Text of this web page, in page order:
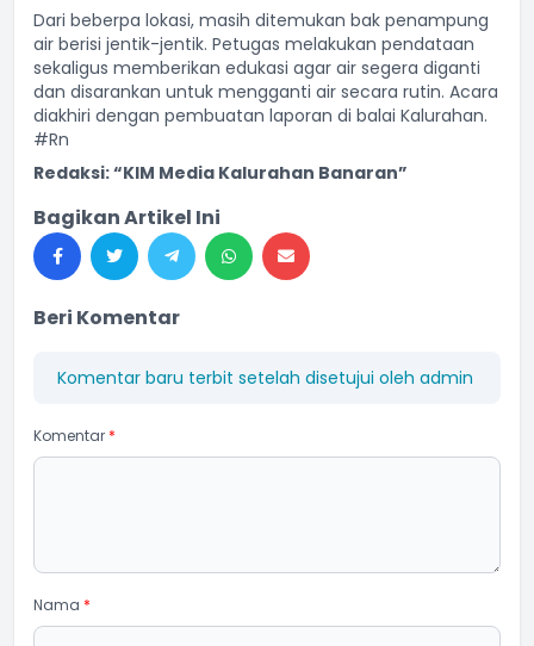
Dari beberpa lokasi, masih ditemukan bak penampung
air berisi jentik-jentik. Petugas melakukan pendataan
sekaligus memberikan edukasi agar air segera diganti
dan disarankan untuk mengganti air secara rutin. Acara
diakhiri dengan pembuatan laporan di balai Kalurahan.
#Rn
Redaksi: “KIM Media Kalurahan Banaran”
Bagikan Artikel Ini
Beri Komentar
Komentar baru terbit setelah disetujui oleh admin
Komentar *
Nama *